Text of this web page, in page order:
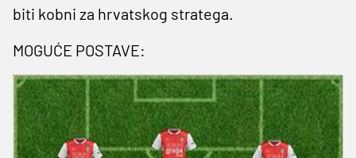
biti kobni za hrvatskog stratega.
MOGUĆE POSTAVE: